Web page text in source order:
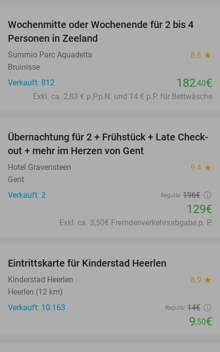
Wochenmitte oder Wochenende für 2 bis 4
Personen in Zeeland
Summio Parc Aquadelta 8.6 star
Bruinisse
Verkauft: 812
182,40€
Exkl. ca. 2,83 € p.P.p.N. und 14 € p.P. für Bettwäsche
34%
Übernachtung für 2 + Frühstück + Late Check-
out + mehr im Herzen von Gent
Hotel Gravensteen 9.4 star
Gent
Verkauft: 2
Regulär 196€
129€
Exkl. ca. 3,50€ Fremdenverkehrsabgabe p. P.
Eintrittskarte für Kinderstad Heerlen
Kinderstad Heerlen 8.9 star
Heerlen (12 km)
Verkauft: 10.163
Regulär 14€
9,50€